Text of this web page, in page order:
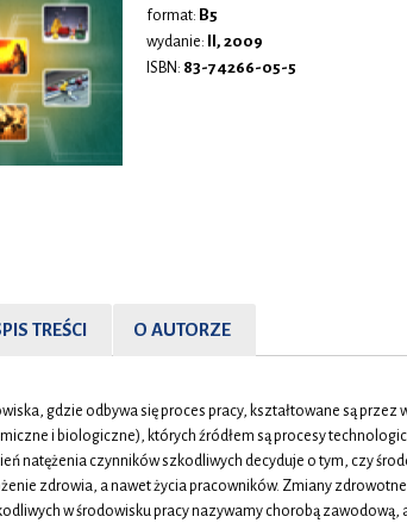
format: B5
wydanie: II, 2009
ISBN: 83-74266-05-5
TREŚCI O AUTORZE
gdzie odbywa się proces pracy, kształtowane są przez
i biologiczne), których źródłem są procesy
natężenia czynników szkodliwych decyduje o tym, czy
zdrowia, a nawet życia pracowników. Zmiany
w środowisku pracy nazywamy chorobą zawodową,